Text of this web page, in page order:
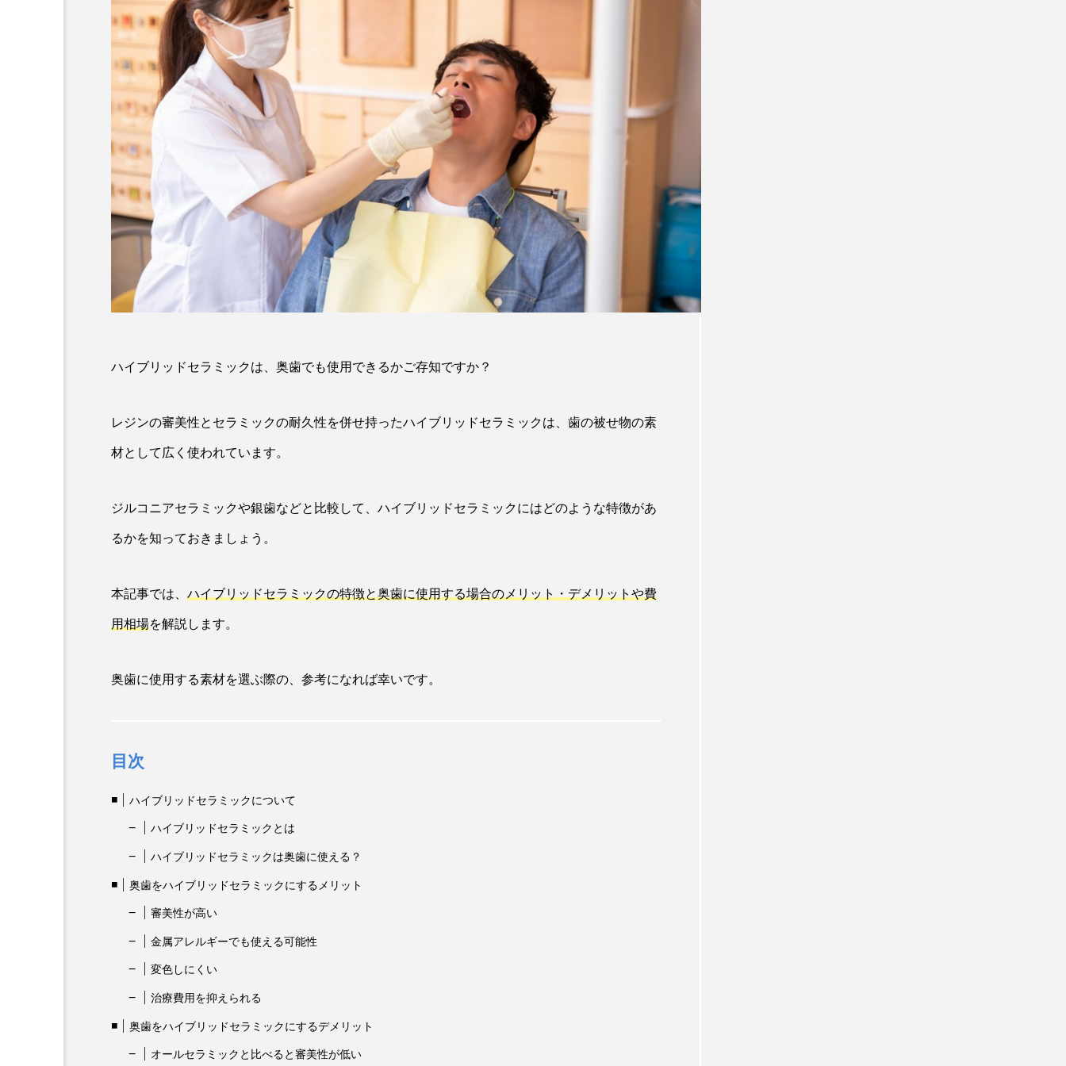
セラミックの歯の磨き方は普通
の歯と同じで大丈夫？正しい磨
き方や注意点、長持ちさせるポ
イントを解説
2025.12.21
注目のトピック
セラミック
ハイブリッドセラミックは、奥歯でも使用できるかご存知ですか？
レジンの審美性とセラミックの耐久性を併せ持ったハイブリッドセラミックは、歯の被せ物の素
材として広く使われています。
ジルコニアセラミックや銀歯などと比較して、ハイブリッドセラミックにはどのような特徴があ
るかを知っておきましょう。
本記事では、 ハイブリッドセラミックの特徴と奥歯に使用する場合のメリット・デメリットや費
用相場を解説します。
奥歯に使用する素材を選ぶ際の、参考になれば幸いです。
目次
ハイブリッドセラミックについて
ハイブリッドセラミックとは
ハイブリッドセラミックは奥歯に使える？
奥歯をハイブリッドセラミックにするメリット
審美性が高い
金属アレルギーでも使える可能性
変色しにくい
治療費用を抑えられる
奥歯をハイブリッドセラミックにするデメリット
オールセラミックと比べると審美性が低い